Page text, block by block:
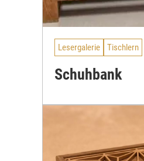
Lesergalerie Tischlern
Schuhbank